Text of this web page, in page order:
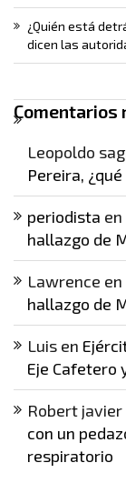
¿Quién está
dicen las
Comentarios
Leopoldo
Pereira, ¿qué
periodista en
hallazgo de
Lawrence en
hallazgo de
Luis en
Eje Cafetero
Robert
con un
respiratorio